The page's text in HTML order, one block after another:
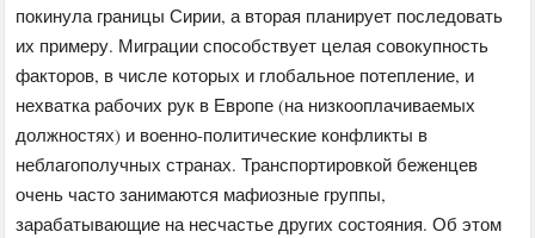
покинула границы Сирии, а вторая планирует последовать
их примеру. Миграции способствует целая совокупность
факторов, в числе которых и глобальное потепление, и
нехватка рабочих рук в Европе (на низкооплачиваемых
должностях) и военно-политические конфликты в
неблагополучных странах. Транспортировкой беженцев
очень часто занимаются мафиозные группы,
зарабатывающие на несчастье других состояния. Об этом